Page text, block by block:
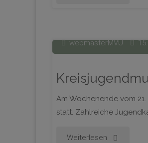
überzeugen
webmasterMVU
Am Wochenende vom
statt. Zahlreiche
Weiterlesen